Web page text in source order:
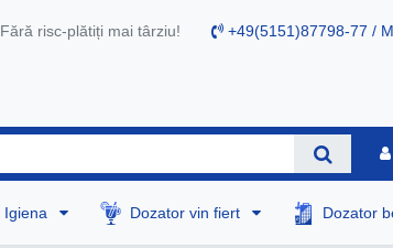
Fără risc-plătiți mai târziu! +49(5151)87798-77 /
Igiena Dozator vin fiert Dozator